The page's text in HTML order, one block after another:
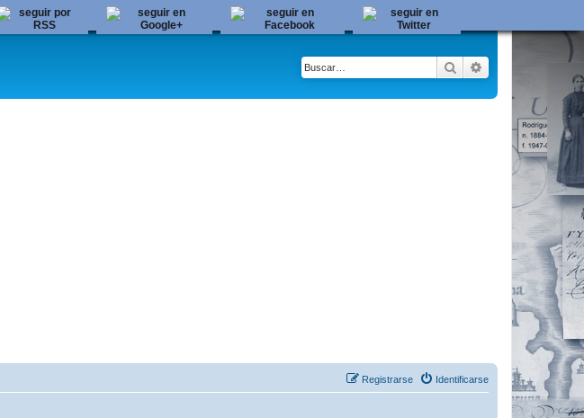
Buscar Búsqueda
Identificarse
Registrarse